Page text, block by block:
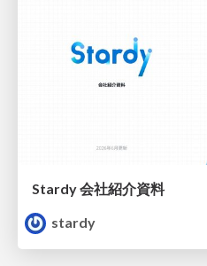
Stardy 会社紹介資料
stardy